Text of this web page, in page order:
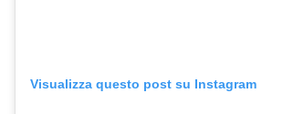
Visualizza questo post su Instagram